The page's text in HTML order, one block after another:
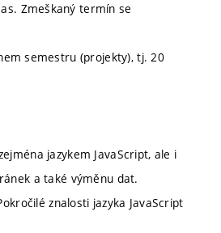
Zmeškaný termín se
semestru (projekty), tj. 20
jazykem JavaScript, ale i
a také výměnu dat.
znalosti jazyka JavaScript